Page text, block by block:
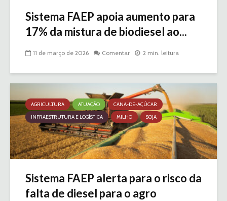
Sistema FAEP apoia aumento para
17% da mistura de biodiesel ao...
11 de março de 2026 Comentar 2 min. leitura
AGRICULTURA ATUAÇÃO
CANA-DE-AÇÚCAR
INFRAESTRUTURA E LOGÍSTICA
MILHO SOJA
Sistema FAEP alerta para o risco da
falta de diesel para o agro